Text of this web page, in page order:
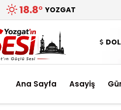
18.8° YOZGAT
Ana Sayfa Asayiş